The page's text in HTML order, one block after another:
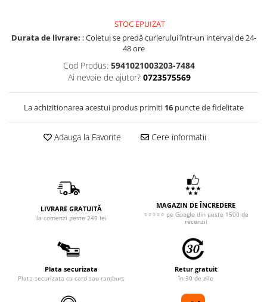
STOC EPUIZAT
Durata de livrare: : Coletul se predă curierului într-un interval de 24-
48 ore
Cod Produs: 5941021003203-7484
Ai nevoie de ajutor? 0723575569
La achizitionarea acestui produs primiti 16puncte de fidelitate
Adauga la Favorite Cere informatii
LIVRARE GRATUITĂ
la comenzi peste 249 lei
MAGAZIN DE ÎNCREDERE
⭐⭐⭐⭐⭐ pe Google din peste 1500 de
recenzii
Plata securizata
Plata securizata cu card sau ramburs
Retur gratuit
în 30 de zile